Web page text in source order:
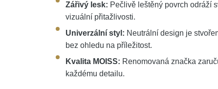
Zářivý lesk: Pečlivě leštěný povrch odráží
vizuální přitažlivosti.
Univerzální styl: Neutrální design je
bez ohledu na příležitost.
Kvalita MOISS: Renomovaná značka
každému detailu.